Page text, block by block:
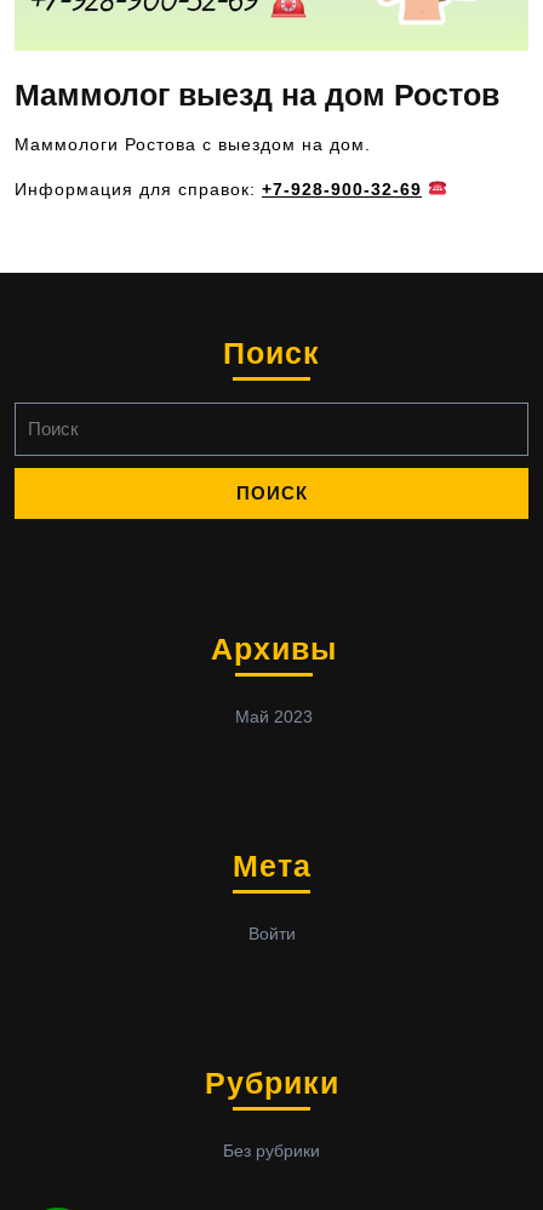
Маммолог выезд на дом Ростов
Маммологи Ростова с выездом на дом.
Информация для справок: +7-928-900-32-69
Поиск
Архивы
Май 2023
Мета
Войти
Рубрики
Без рубрики